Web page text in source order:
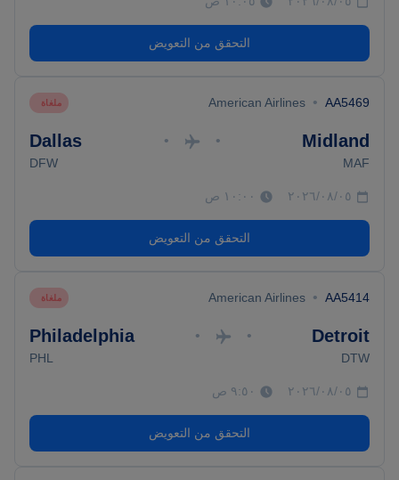
التحقق من التعويض
AA5469
•
American Airlines ملغاة
Midland
•
•
Dallas
MAF
DFW
٠٥‏/٠٨‏/٢٠٢٦ ١٠:٠٠ ص
التحقق من التعويض
AA5414
•
American Airlines ملغاة
Detroit
•
•
Philadelphia
DTW
PHL
٠٥‏/٠٨‏/٢٠٢٦ ٩:٥٠ ص
التحقق من التعويض